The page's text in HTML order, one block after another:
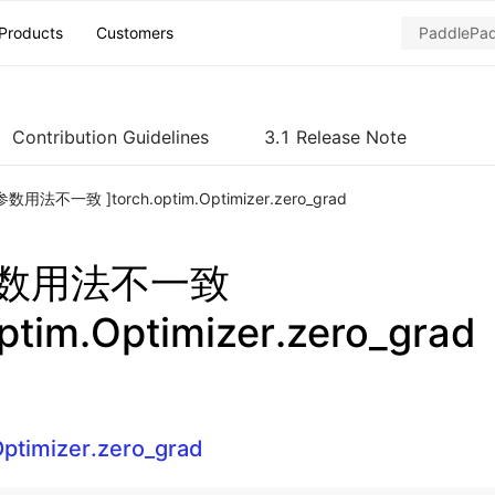
Customers
Contribution Guidelines 3.1 Release Note
数用法不一致 ]torch.optim.Optimizer.zero_grad
用法不一致